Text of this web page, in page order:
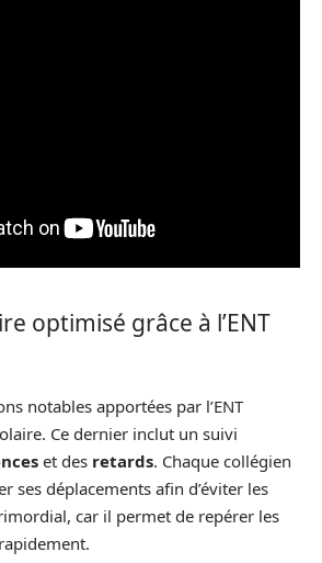
optimisé grâce à l’ENT
notables apportées par l’ENT
Ce dernier inclut un suivi
et des retards. Chaque collégien
ses déplacements afin d’éviter les
car il permet de repérer les